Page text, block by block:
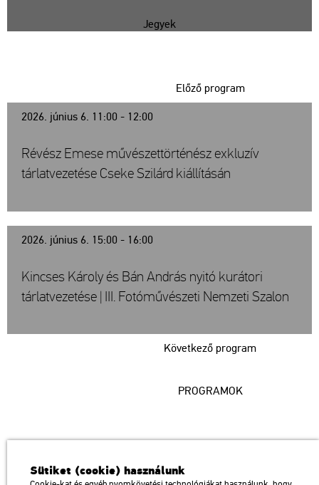
Jegyek
2026. június 6. 11:00 - 12:00
Előző program
Révész Emese művészettörténész exkluzív
tárlatvezetése Cseke Szilárd kiállításán
2026. június 6. 15:00 - 16:00
Következő program
Kincses Károly és Bán András nyitó kurátori
tárlatvezetése | III. Fotóművészeti Nemzeti Szalon
PROGRAMOK
a Magyar Művészeti Akadémia intézménye
Sütiket (cookie) használunk